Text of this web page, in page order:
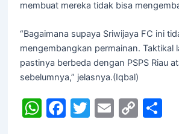
membuat mereka tidak bisa
“Bagaimana supaya Sriwijaya FC ini
mengembangkan permainan. Taktikal
pastinya berbeda dengan PSPS Riau
sebelumnya,” jelasnya.(Iqbal)
W F T E C S